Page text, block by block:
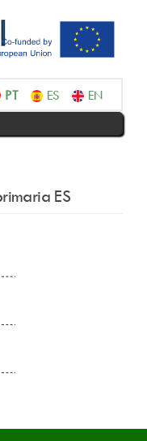
PortuguêsEspañol English
ES